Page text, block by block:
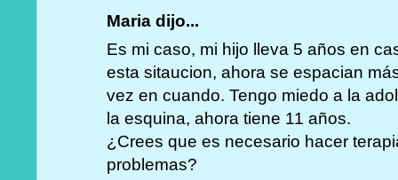
Maria dijo...
Es mi caso, mi hijo lleva 5 años en
esta sitaucion, ahora se espacian
vez en cuando. Tengo miedo a la
la esquina, ahora tiene 11 años.
¿Crees que es necesario hacer
problemas?